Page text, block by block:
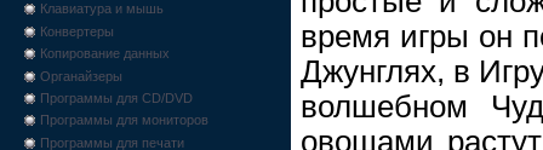
Клавиатура и мышь
Конвертеры
Копирование данных
Органайзеры
Программы для CD/DVD
Программы для мониторов
Программы для печати
время игры он
Джунглях, в
волшебном
овощами